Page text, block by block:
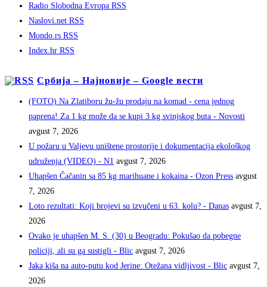
Radio Slobodna Evropa RSS
Naslovi.net RSS
Mondo.rs RSS
Index.hr RSS
Србија – Најновије – Google вести
(FOTO) Na Zlatiboru žu-žu prodaju na komad - cena jednog
paprena! Za 1 kg može da se kupi 3 kg svinjskog buta - Novosti
avgust 7, 2026
U požaru u Valjevu uništene prostorije i dokumentacija ekološkog
udruženja (VIDEO) - N1 avgust 7, 2026
Uhapšen Čačanin sa 85 kg marihuane i kokaina - Ozon Press avgust
7, 2026
Loto rezultati: Koji brojevi su izvučeni u 63. kolu? - Danas avgust 7,
2026
Ovako je uhapšen M. S. (30) u Beogradu: Pokušao da pobegne
policiji, ali su ga sustigli - Blic avgust 7, 2026
Jaka kiša na auto-putu kod Jerine: Otežana vidljivost - Blic avgust 7,
2026